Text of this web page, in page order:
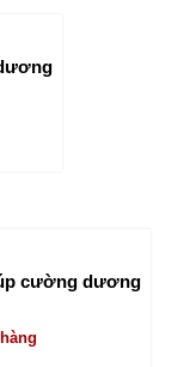
cường dương